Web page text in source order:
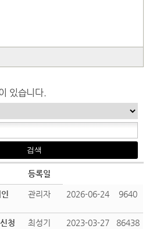
있습니다.
등록일
관리자 2026-06-24 9640
청
최성기 2023-03-27 86438